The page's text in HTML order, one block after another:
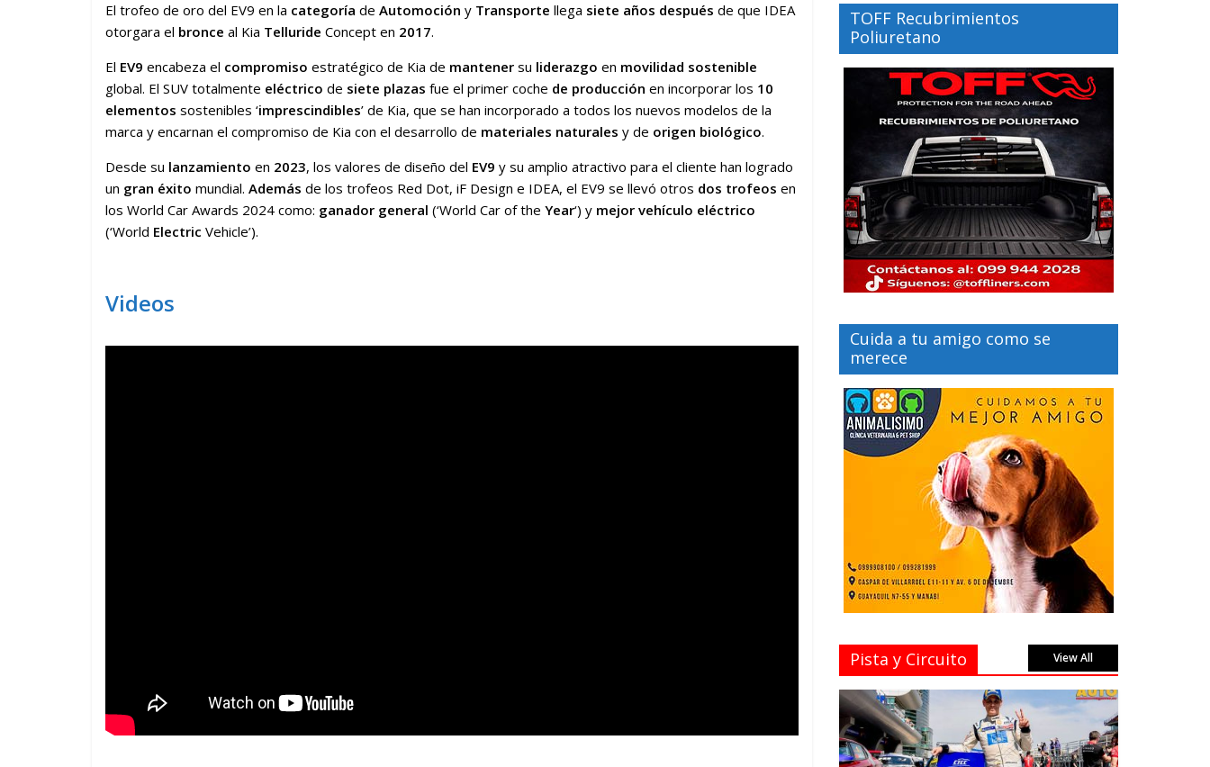
El trofeo de oro del EV9 en la categoría de Automoción y Transporte llega siete años después de que IDEA
otorgara el bronce al Kia Telluride Concept en 2017.
El EV9 encabeza el compromiso estratégico de Kia de mantener su liderazgo en movilidad sostenible
global. El SUV totalmente eléctrico de siete plazas fue el primer coche de producción en incorporar los 10
elementos sostenibles ‘imprescindibles’ de Kia, que se han incorporado a todos los nuevos modelos de la
marca y encarnan el compromiso de Kia con el desarrollo de materiales naturales y de origen biológico.
Desde su lanzamiento en 2023, los valores de diseño del EV9 y su amplio atractivo para el cliente han logrado
un gran éxito mundial. Además de los trofeos Red Dot, iF Design e IDEA, el EV9 se llevó otros dos trofeos en
los World Car Awards 2024 como: ganador general (‘World Car of the Year‘) y mejor vehículo eléctrico
(‘World Electric Vehicle’).
Videos
TOFF Recubrimientos
Poliuretano
Cuida a tu amigo como se
merece
Pista y Circuito View All